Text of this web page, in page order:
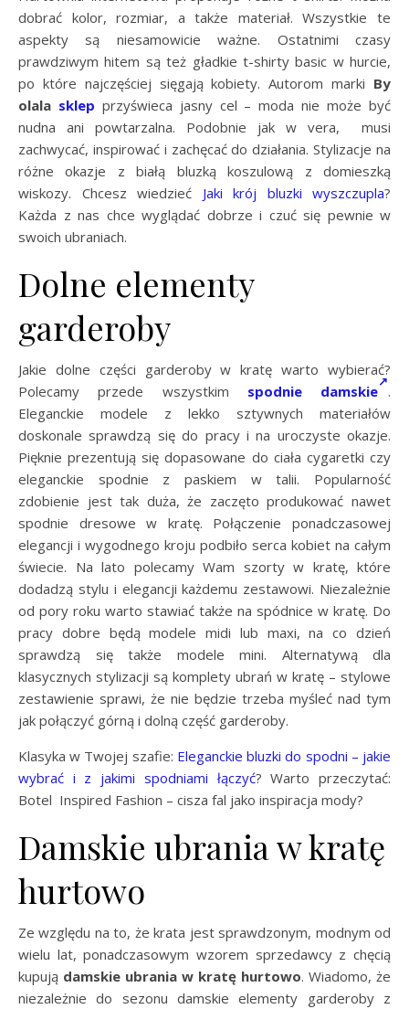
dobrać kolor, rozmiar, a także materiał. Wszystkie te
aspekty są niesamowicie ważne. Ostatnimi czasy
prawdziwym hitem są też gładkie t-shirty basic w hurcie,
po które najczęściej sięgają kobiety. Autorom marki By
olala sklep przyświeca jasny cel – moda nie może być
nudna ani powtarzalna. Podobnie jak w vera, musi
zachwycać, inspirować i zachęcać do działania. Stylizacje na
różne okazje z białą bluzką koszulową z domieszką
wiskozy. Chcesz wiedzieć Jaki krój bluzki wyszczupla?
Każda z nas chce wyglądać dobrze i czuć się pewnie w
swoich ubraniach.
Dolne elementy
garderoby
Jakie dolne części garderoby w kratę warto wybierać?
Polecamy przede wszystkim spodnie damskie .
Eleganckie modele z lekko sztywnych materiałów
doskonale sprawdzą się do pracy i na uroczyste okazje.
Pięknie prezentują się dopasowane do ciała cygaretki czy
eleganckie spodnie z paskiem w talii. Popularność
zdobienie jest tak duża, że zaczęto produkować nawet
spodnie dresowe w kratę. Połączenie ponadczasowej
elegancji i wygodnego kroju podbiło serca kobiet na całym
świecie. Na lato polecamy Wam szorty w kratę, które
dodadzą stylu i elegancji każdemu zestawowi. Niezależnie
od pory roku warto stawiać także na spódnice w kratę. Do
pracy dobre będą modele midi lub maxi, na co dzień
sprawdzą się także modele mini. Alternatywą dla
klasycznych stylizacji są komplety ubrań w kratę – stylowe
zestawienie sprawi, że nie będzie trzeba myśleć nad tym
jak połączyć górną i dolną część garderoby.
Klasyka w Twojej szafie: Eleganckie bluzki do spodni – jakie
wybrać i z jakimi spodniami łączyć? Warto przeczytać:
Botel Inspired Fashion – cisza fal jako inspiracja mody?
Damskie ubrania w kratę
hurtowo
Ze względu na to, że krata jest sprawdzonym, modnym od
wielu lat, ponadczasowym wzorem sprzedawcy z chęcią
kupują damskie ubrania w kratę hurtowo. Wiadomo, że
niezależnie do sezonu damskie elementy garderoby z